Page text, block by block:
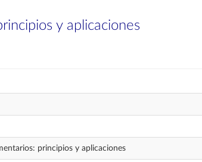
y aplicaciones
principios y aplicaciones